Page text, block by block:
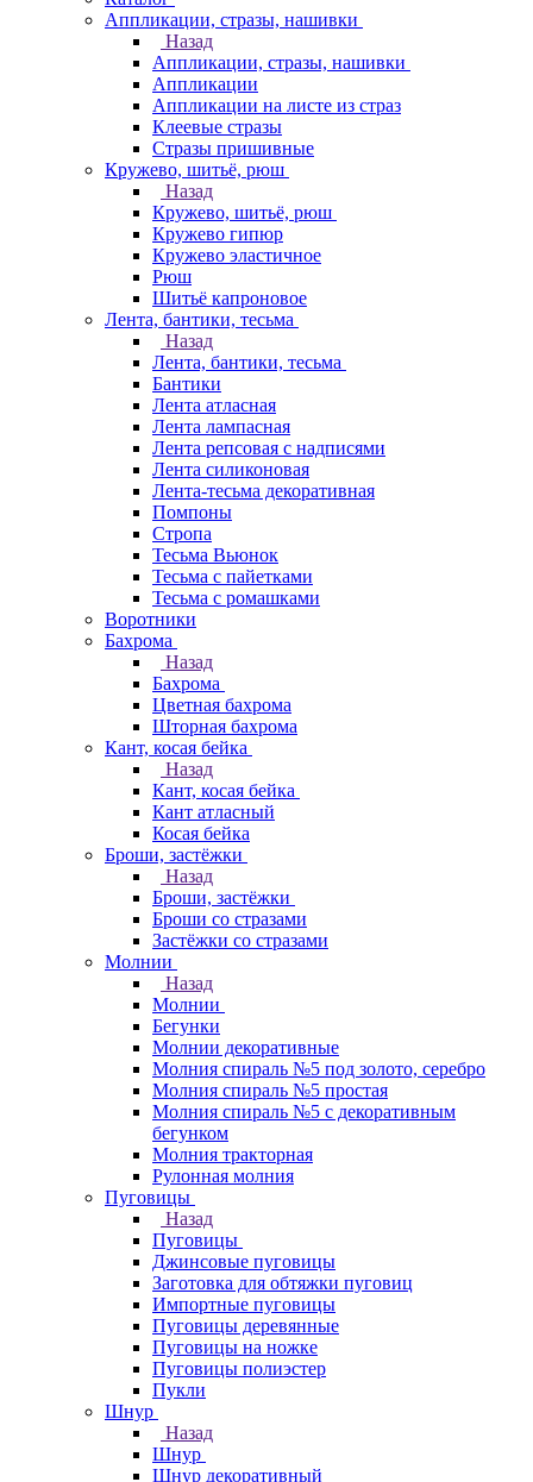
Аппликации, стразы, нашивки
Назад
Аппликации, стразы, нашивки
Аппликации
Аппликации на листе из страз
Клеевые стразы
Стразы пришивные
Кружево, шитьё, рюш
Назад
Кружево, шитьё, рюш
Кружево гипюр
Кружево эластичное
Рюш
Шитьё капроновое
Лента, бантики, тесьма
Назад
Лента, бантики, тесьма
Бантики
Лента атласная
Лента лампасная
Лента репсовая с надписями
Лента силиконовая
Лента-тесьма декоративная
Помпоны
Стропа
Тесьма Вьюнок
Тесьма с пайетками
Тесьма с ромашками
Воротники
Бахрома
Назад
Бахрома
Цветная бахрома
Шторная бахрома
Кант, косая бейка
Назад
Кант, косая бейка
Кант атласный
Косая бейка
Броши, застёжки
Назад
Броши, застёжки
Броши со стразами
Застёжки со стразами
Молнии
Назад
Молнии
Бегунки
Молнии декоративные
Молния спираль №5 под золото, серебро
Молния спираль №5 простая
Молния спираль №5 с декоративным
бегунком
Молния тракторная
Рулонная молния
Пуговицы
Назад
Пуговицы
Джинсовые пуговицы
Заготовка для обтяжки пуговиц
Импортные пуговицы
Пуговицы деревянные
Пуговицы на ножке
Пуговицы полиэстер
Пукли
Шнур
Назад
Шнур
Шнур декоративный